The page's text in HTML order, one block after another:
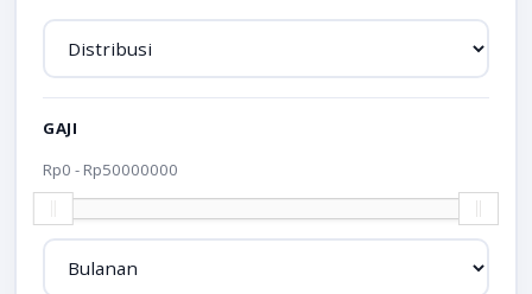
GAJI
Rp0 - Rp50000000